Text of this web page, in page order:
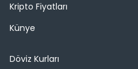
Kripto Fiyatları
Künye
Döviz Kurları